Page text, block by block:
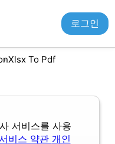
로그인
Xlsx To Pdf
서비스를 사용
비스 약관 개인